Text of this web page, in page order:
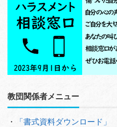
教団関係者メニュー
・ 「書式資料ダウンロード」